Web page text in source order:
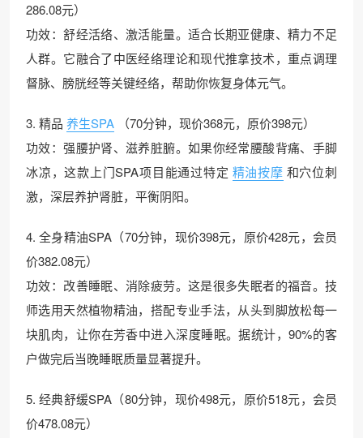
286.08元）
功效：舒经活络、激活能量。适合长期亚健康、精力不足
人群。它融合了中医经络理论和现代推拿技术，重点调理
督脉、膀胱经等关键经络，帮助你恢复身体元气。
3. 精品 养生SPA
（70分钟，现价368元，原价398元）
功效：强腰护肾、滋养脏腑。如果你经常腰酸背痛、手脚
冰凉，这款上门SPA项目能通过特定 精油按摩 和穴位刺
激，深层养护肾脏，平衡阴阳。
4. 全身精油SPA（70分钟，现价398元，原价428元，会员
价382.08元）
功效：改善睡眠、消除疲劳。这是很多失眠者的福音。技
师选用天然植物精油，搭配专业手法，从头到脚放松每一
块肌肉，让你在芳香中进入深度睡眠。据统计，90%的客
户做完后当晚睡眠质量显著提升。
5. 经典舒缓SPA（80分钟，现价498元，原价518元，会员
价478.08元）